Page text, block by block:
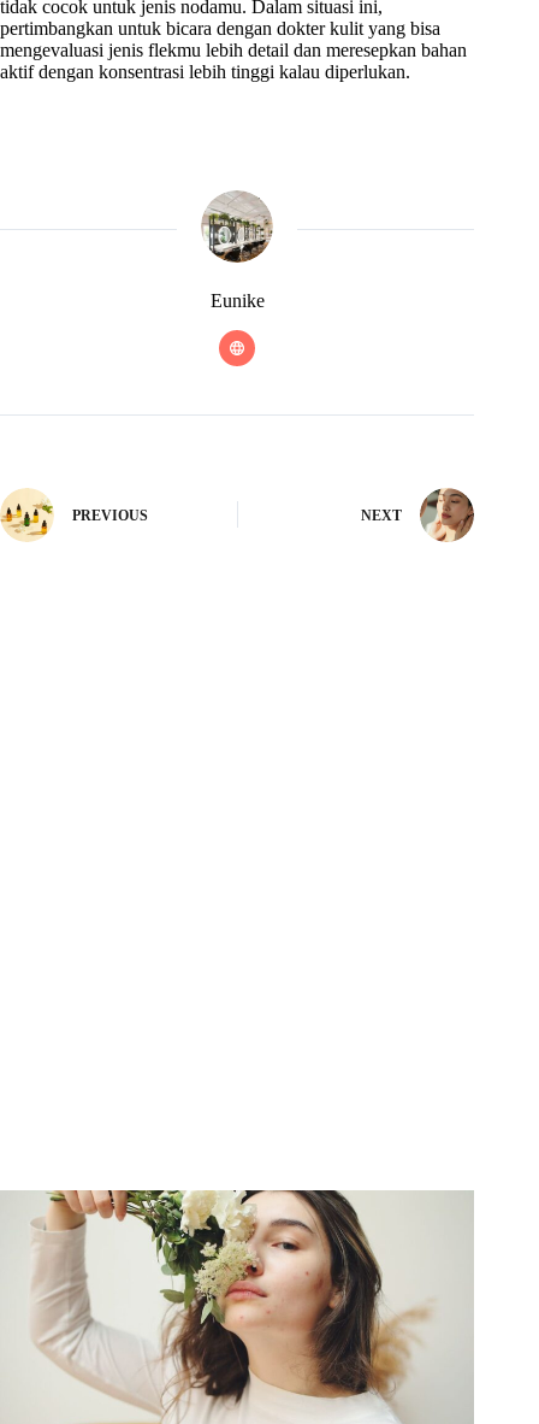
tidak cocok untuk jenis nodamu. Dalam situasi ini,
pertimbangkan untuk bicara dengan dokter kulit yang bisa
mengevaluasi jenis flekmu lebih detail dan meresepkan bahan
aktif dengan konsentrasi lebih tinggi kalau diperlukan.
Eunike
PREVIOUS NEXT